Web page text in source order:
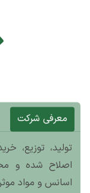
معرفی شرکت
تولید، توزیع،
اصلاح شده و
اسانس و مواد